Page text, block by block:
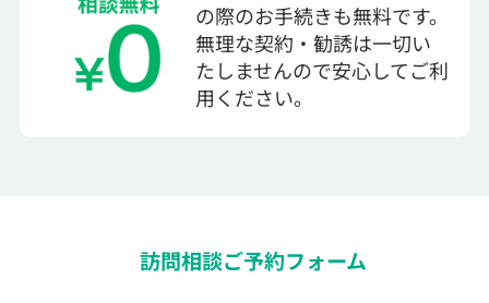
の際のお手続きも無料です。
無理な契約・勧誘は一切い
たしませんので安心してご利
用ください。
訪問相談ご予約フォーム